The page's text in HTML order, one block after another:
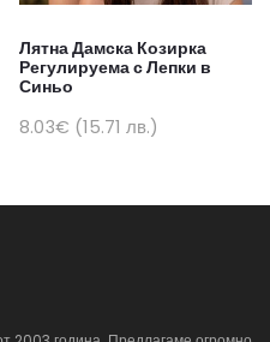
Лятна Дамска Козирка
Регулируема с Лепки в
Синьо
8.03€ (15.71 лв.)